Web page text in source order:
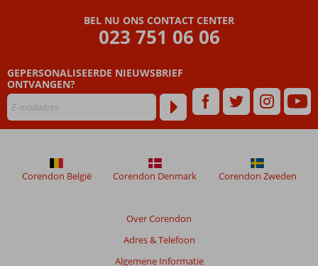
BEL NU ONS CONTACT CENTER
023 751 06 06
GEPERSONALISEERDE NIEUWSBRIEF
ONTVANGEN?
Over Corendon
Adres & Telefoon
Algemene Informatie
Corendon België Corendon Denmark Corendon Zweden